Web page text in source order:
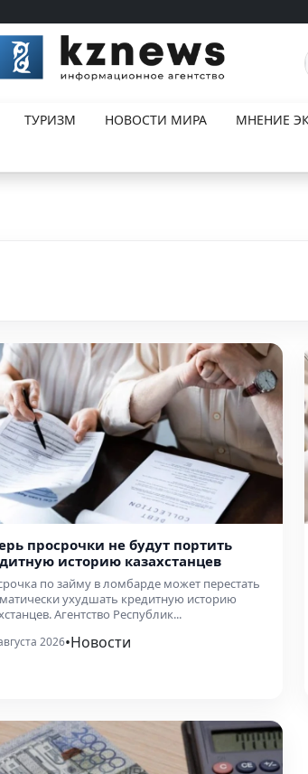
ТУРИЗМ НОВОСТИ МИРА
МНЕНИЕ
просрочки не будут портить
историю казахстанцев
по займу в ломбарде может перестать
ухудшать кредитную историю
Агентство Республик...
2026•Новости